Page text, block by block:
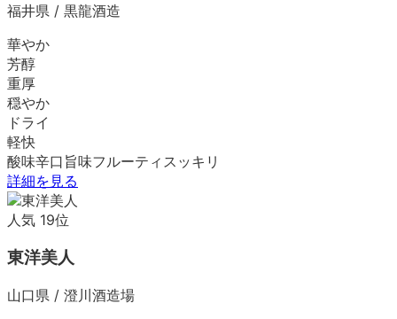
福井県 / 黒龍酒造
華やか
芳醇
重厚
穏やか
ドライ
軽快
酸味辛口 旨味フルーティ スッキリ
詳細を見る
人気 19位
東洋美人
山口県 / 澄川酒造場